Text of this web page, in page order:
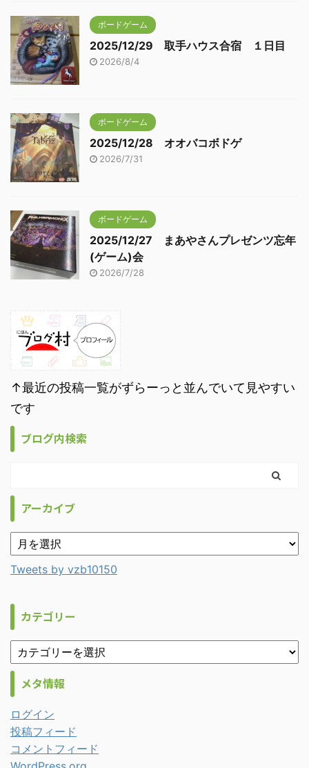
ボードゲーム
2025/12/29 取手ハウス合宿 １日目
2026/8/4
ボードゲーム
2025/12/28 オオバコボドゲ
2026/7/31
ボードゲーム
2025/12/27 まあやさんプレゼンツ忘年
(ゲーム)会
2026/7/28
↑最近の投稿一覧がずらーっと並んでいて見やすい
です
ブログ内検索
アーカイブ
Tweets by vzb10150
カテゴリー
メタ情報
ログイン
投稿フィード
コメントフィード